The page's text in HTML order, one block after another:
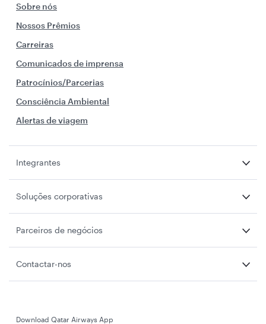
Sobre nós
Nossos Prêmios
Carreiras
Comunicados de imprensa
Patrocínios/Parcerias
Consciência Ambiental
Alertas de viagem
Integrantes
Soluções corporativas
Parceiros de negócios
Contactar-nos
Download Qatar Airways App